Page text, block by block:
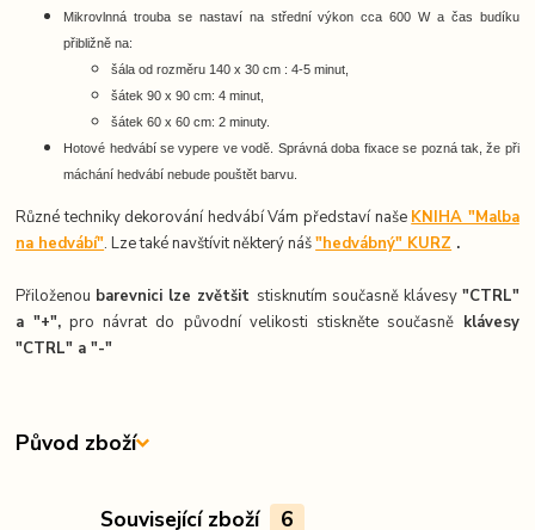
Mikrovlnná trouba se nastaví na střední výkon cca 600 W a čas budíku
přibližně na:
šála od rozměru 140 x 30 cm : 4-5 minut,
šátek 90 x 90 cm: 4 minut,
šátek 60 x 60 cm: 2 minuty.
Hotové hedvábí se vypere ve vodě. Správná doba fixace se pozná tak, že při
máchání hedvábí nebude pouštět barvu.
Různé techniky dekorování hedvábí Vám představí naše KNIHA "Malba
na hedvábí". Lze také navštívit některý náš"hedvábný" KURZ .
Přiloženou barevnici lze zvětšit stisknutím současně klávesy "CTRL"
a "+", pro návrat do původní velikosti stiskněte současněklávesy
"CTRL" a "-"
Původ zboží
Související zboží 6